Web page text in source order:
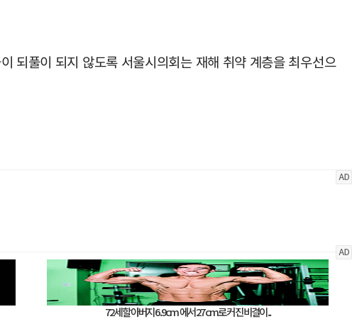
되풀이 되지 않도록 서울시의회는 재해 취약 계층을 최우선으